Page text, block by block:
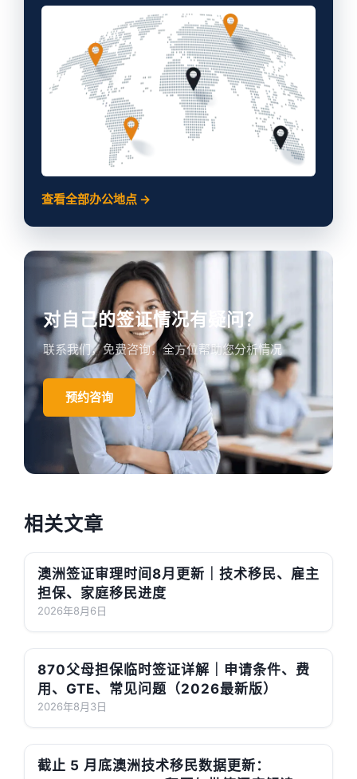
查看全部办公地点 →
对自己的签证情况有疑问？
联系我们，免费咨询，全方位帮助您分析情况
预约咨询
相关文章
澳洲签证审理时间8月更新｜技术移民、雇主
担保、家庭移民进度
2026年8月6日
870父母担保临时签证详解｜申请条件、费
用、GTE、常见问题（2026最新版）
2026年8月3日
截止 5 月底澳洲技术移民数据更新：